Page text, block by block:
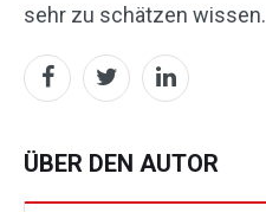
sehr zu schätzen wissen.
ÜBER DEN AUTOR